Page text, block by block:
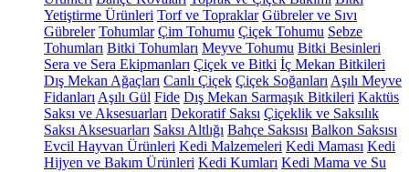
Yetiştirme Ürünleri Torf ve Topraklar Gübreler ve Sıvı
Gübreler Tohumlar Çim Tohumu Çiçek Tohumu Sebze
Tohumları Bitki Tohumları Meyve Tohumu Bitki Besinleri
Sera ve Sera Ekipmanları Çiçek ve Bitki İç Mekan Bitkileri
Dış Mekan Ağaçları Canlı Çiçek Çiçek Soğanları Aşılı Meyve
Fidanları Aşılı Gül Fide Dış Mekan Sarmaşık Bitkileri Kaktüs
Saksı ve Aksesuarları Dekoratif Saksı Çiçeklik ve Saksılık
Saksı Aksesuarları Saksı Altlığı Bahçe Saksısı Balkon Saksısı
Evcil Hayvan Ürünleri Kedi Malzemeleri Kedi Maması Kedi
Hijyen ve Bakım Ürünleri Kedi Kumları Kedi Mama ve Su